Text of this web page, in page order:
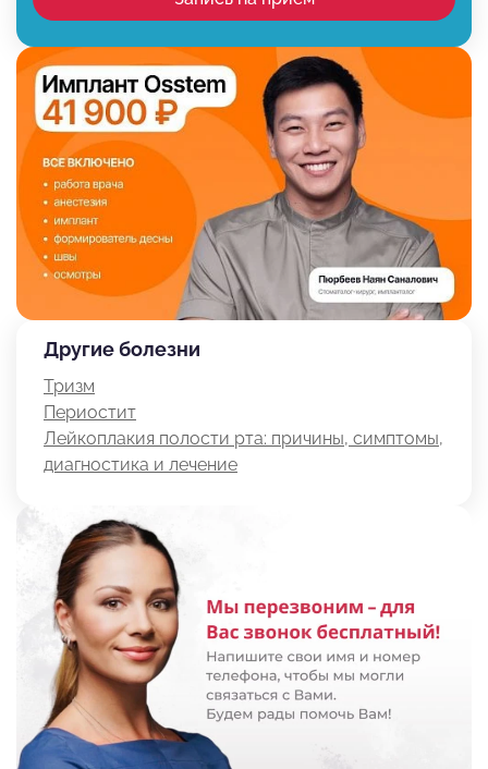
Другие болезни
Тризм
Периостит
Лейкоплакия полости рта: причины, симптомы,
диагностика и лечение